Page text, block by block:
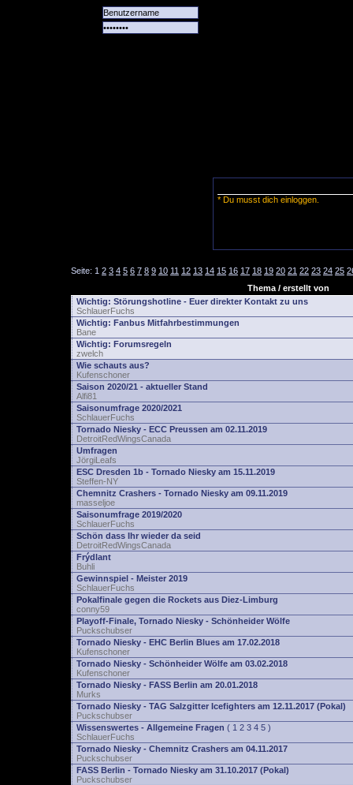
* Du musst dich einloggen.
Seite: 1 2 3 4 5 6 7 8 9 10 11 12 13 14 15 16 17 18 19 20 21 22 23 24 25
Thema / erstellt von
Wichtig: Störungshotline - Euer direkter Kontakt zu uns
SchlauerFuchs
Wichtig: Fanbus Mitfahrbestimmungen
Bane
Wichtig: Forumsregeln
zwelch
Wie schauts aus?
Kufenschoner
Saison 2020/21 - aktueller Stand
Alfi81
Saisonumfrage 2020/2021
SchlauerFuchs
Tornado Niesky - ECC Preussen am 02.11.2019
DetroitRedWingsCanada
Umfragen
JörgiLeafs
ESC Dresden 1b - Tornado Niesky am 15.11.2019
Steffen-NY
Chemnitz Crashers - Tornado Niesky am 09.11.2019
masseljoe
Saisonumfrage 2019/2020
SchlauerFuchs
Schön dass Ihr wieder da seid
DetroitRedWingsCanada
Frýdlant
Buhli
Gewinnspiel - Meister 2019
SchlauerFuchs
Pokalfinale gegen die Rockets aus Diez-Limburg
conny59
Playoff-Finale, Tornado Niesky - Schönheider Wölfe
Puckschubser
Tornado Niesky - EHC Berlin Blues am 17.02.2018
Kufenschoner
Tornado Niesky - Schönheider Wölfe am 03.02.2018
Kufenschoner
Tornado Niesky - FASS Berlin am 20.01.2018
Murks
Tornado Niesky - TAG Salzgitter Icefighters am 12.11.2017 (Pokal)
Puckschubser
Wissenswertes - Allgemeine Fragen ( 1 2 3 4 5 )
SchlauerFuchs
Tornado Niesky - Chemnitz Crashers am 04.11.2017
Puckschubser
FASS Berlin - Tornado Niesky am 31.10.2017 (Pokal)
Puckschubser